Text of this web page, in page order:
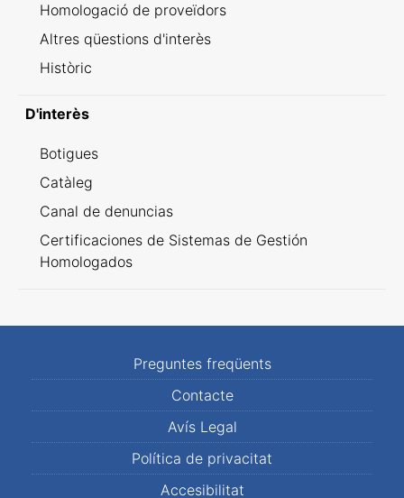
Homologació de proveïdors
Altres qüestions d'interès
Històric
D'interès
Botigues
Catàleg
Canal de denuncias
Certificaciones de Sistemas de Gestión
Homologados
Preguntes freqüents
Contacte
Avís Legal
Política de privacitat
Accesibilitat